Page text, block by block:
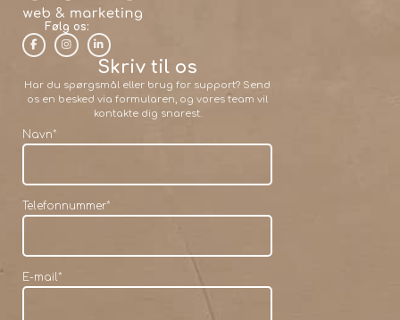
Følg os:
Skriv til os
Har du spørgsmål eller brug for support? Send
os en besked via formularen, og vores team vil
kontakte dig snarest.
Navn*
Telefonnummer*
E-mail*